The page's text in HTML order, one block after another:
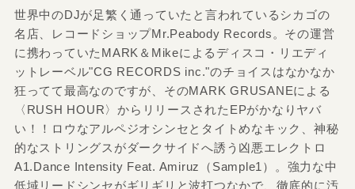
世界中のDJが足繁く通っていたと言われているシカゴの
名店、レコードショップMr.Peabody Records。その運営
に携わっていたMARK＆Mikeによるディスコ・リエディ
ットレーベル"CG RECORDS inc."のチョイスはなかなか
狂ってて最高なのですが、そのMARK GRUSANEによる
〈RUSH HOUR〉からリリースされたEPがかなりヤバ
い！！ロウなアルペジオシンセとタイトめなキック、神秘
的なストリングスがダークサイドへ誘う凶悪エレクトロ
A1.Dance Intensity Feat. Amiruz（Sample1）。強力な中
低域リードシンセがギリギリと波打つなかで、徹底的に汚